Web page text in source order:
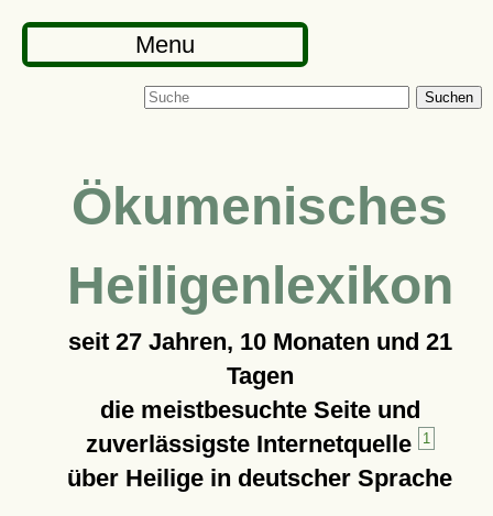
Menu
Suchen
Ökumenisches
Heiligenlexikon
seit 27 Jahren, 10 Monaten und 21
Tagen
die meistbesuchte Seite und
zuverlässigste Internetquelle
1
über Heilige in deutscher Sprache